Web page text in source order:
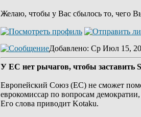
Желаю, чтобы у Вас сбылось то, чего
Добавлено: Ср Июл 15,
У ЕС нет рычагов, чтобы заставить
Европейский Союз (ЕС) не сможет
еврокомиссар по вопросам
Его слова приводит Kotaku.